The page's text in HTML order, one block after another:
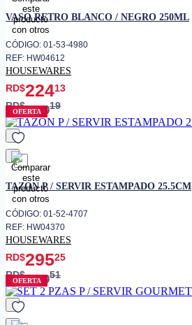
favorito
VASO RETRO BLANCO / NEGRO 250ML
CÓDIGO: 01-53-4980
REF: HW04612
HOUSEWARES
RD$22413
RD$32019
OFERTA
favorito
TAZON P / SERVIR ESTAMPADO 25.5CM
CÓDIGO: 01-52-4707
REF: HW04370
HOUSEWARES
RD$29525
RD$59051
OFERTA